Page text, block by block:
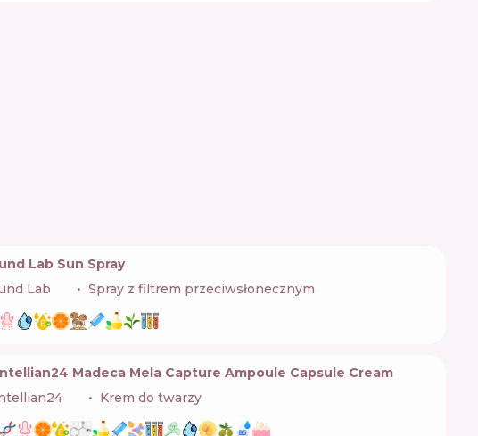
Lab Sun Spray
Lab
Spray z filtrem przeciwsłonecznym
Madeca Mela Capture Ampoule Capsule Cream
Krem do twarzy